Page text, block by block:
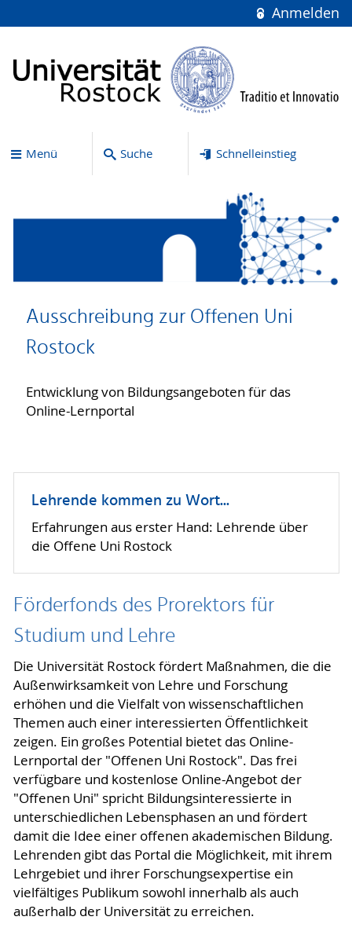
Anmelden
Menü Suche Schnelleinstieg
Ausschreibung zur Offenen Uni
Rostock
Entwicklung von Bildungsangeboten für das
Online-Lernportal
Lehrende kommen zu Wort...
Erfahrungen aus erster Hand: Lehrende über
die Offene Uni Rostock
Förderfonds des Prorektors für
Studium und Lehre
Die Universität Rostock fördert Maßnahmen, die die
Außenwirksamkeit von Lehre und Forschung
erhöhen und die Vielfalt von wissenschaftlichen
Themen auch einer interessierten Öffentlichkeit
zeigen. Ein großes Potential bietet das Online-
Lernportal der "Offenen Uni Rostock". Das frei
verfügbare und kostenlose Online-Angebot der
"Offenen Uni" spricht Bildungsinteressierte in
unterschiedlichen Lebensphasen an und fördert
damit die Idee einer offenen akademischen Bildung.
Lehrenden gibt das Portal die Möglichkeit, mit ihrem
Lehrgebiet und ihrer Forschungsexpertise ein
vielfältiges Publikum sowohl innerhalb als auch
außerhalb der Universität zu erreichen.